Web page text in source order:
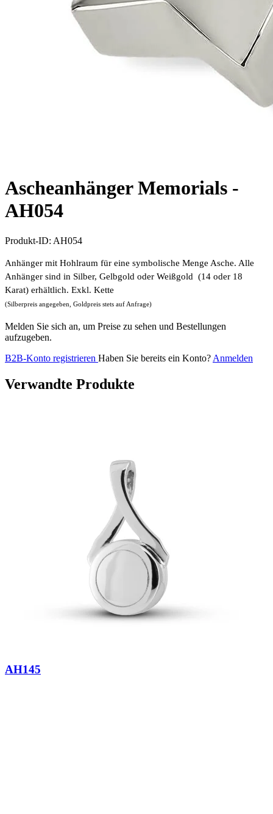
Ascheanhänger Memorials -
AH054
Produkt-ID: AH054
Anhänger mit Hohlraum für eine symbolische Menge Asche. Alle
Anhänger sind in Silber, Gelbgold oder Weißgold (14 oder 18
Karat) erhältlich. Exkl. Kette
(Silberpreis angegeben, Goldpreis stets auf Anfrage)
Melden Sie sich an, um Preise zu sehen und Bestellungen
aufzugeben.
B2B-Konto registrieren Haben Sie bereits ein Konto? Anmelden
Verwandte Produkte
AH145